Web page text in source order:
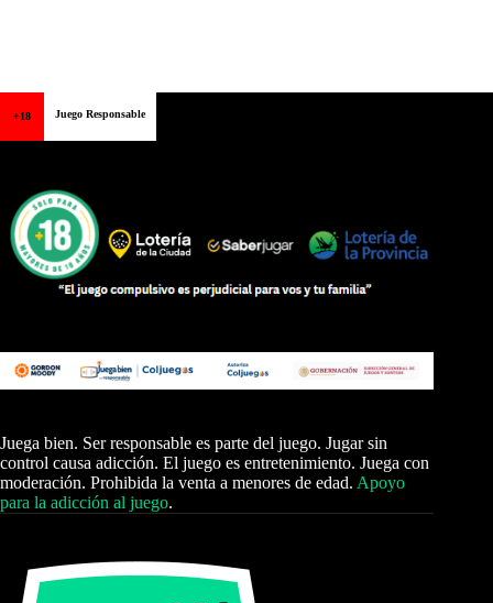
+18 Juego Responsable
Juega bien. Ser responsable es parte del juego. Jugar sin
control causa adicción. El juego es entretenimiento. Juega con
moderación. Prohibida la venta a menores de edad. Apoyo
para la adicción al juego.